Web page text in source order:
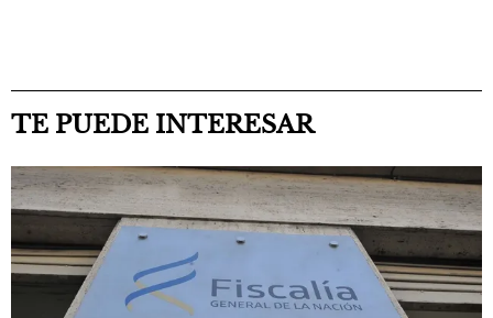
TE PUEDE INTERESAR